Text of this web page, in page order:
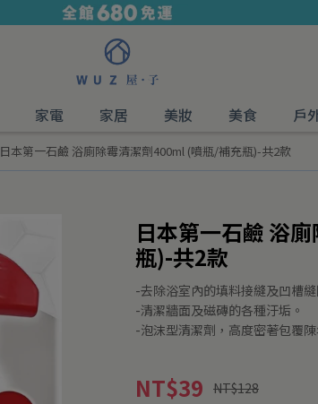
家電 家居 美妝 美食 戶
日本第一石鹼 浴廁除霉清潔劑400ml (噴瓶/補充瓶)-共2款
日本第一石鹼 浴
瓶)-共2款
-去除浴室內的填料接縫及凹槽
-清潔牆面及磁磚的各種汙垢。
-泡沫型清潔劑，高度密著包覆
NT$39 NT$128